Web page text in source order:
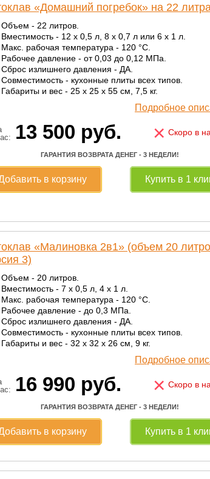
«Домашний погребок» на 22
Объем - 22 литров.
Вместимость - 12 x 0,5 л, 8 x 0,7 л или 6 x 1 л.
Макс. рабочая температура - 120 °С.
Рабочее давление - от 0,03 до 0,12 МПа.
Сброс излишнего давления - ДА.
Совместимость - кухонные плиты всех типов.
Габариты и вес - 25 x 25 x 55 см, 7,5 кг.
Подробное
13 500 руб. × Скоро в
ГАРАНТИЯ ВОЗВРАТА ДЕНЕГ - 3 НЕДЕЛИ!
в корзину Купить в 1
«Малиновка 2в1» (объем 20
3)
Объем - 20 литров.
Вместимость - 7 x 0,5 л, 4 x 1 л.
Макс. рабочая температура - 120 °С.
Рабочее давление - до 0,3 МПа.
Сброс излишнего давления - ДА.
Совместимость - кухонные плиты всех типов.
Габариты и вес - 32 x 32 x 26 см, 9 кг.
Подробное
16 990 руб. × Скоро в
ГАРАНТИЯ ВОЗВРАТА ДЕНЕГ - 3 НЕДЕЛИ!
в корзину Купить в 1